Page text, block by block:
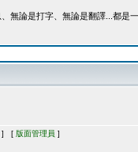
無論是打字、無論是翻譯...都是一
] [ 版面管理員 ]